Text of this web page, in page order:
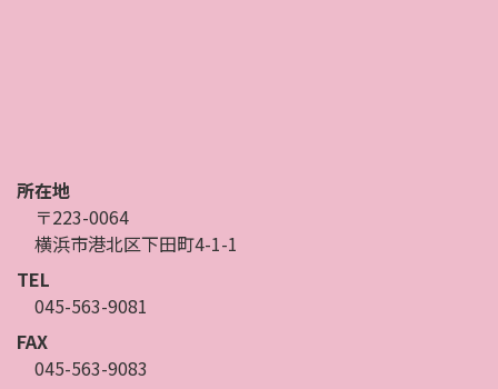
所在地
〒223-0064
横浜市港北区下田町4-1-1
TEL
045-563-9081
FAX
045-563-9083